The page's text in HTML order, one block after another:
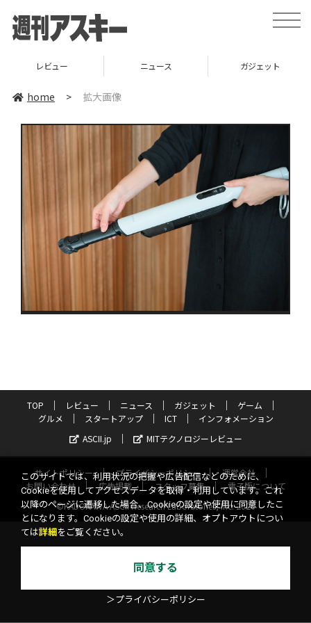
toggle
レビュー ニュース ガジェット
home > 拡大画像
TOP レビュー ニュース ガジェット
ゲーム
グルメ
スタートアップ ICT
インフォメーション
ASCII.jp
MITテクノロジーレビュー
サイトポリシー プライバシーポリシー
運営会社
お問い合わせ
広告掲載 スタッフ募集
電子版について
©KADOKAWA ASCII Research Laboratories, Inc. 2026
このサイトでは、利用状況の把握や広告配信などのために、
Cookieを使用してアクセスデータを取得・利用しています。これ
以降のページに遷移した場合、Cookieの設定や使用に同意したこ
とになります。Cookieの設定や使用の詳細、オプトアウトについ
ては詳細 をご覧ください。
同意する
＞プライバシーポリシー